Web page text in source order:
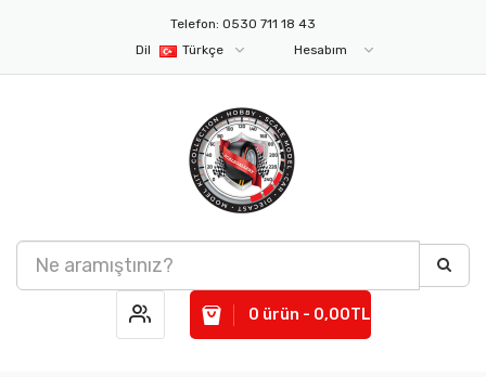
Telefon: 0530 711 18 43
Dil
Türkçe Hesabım
0 ürün - 0,00TL